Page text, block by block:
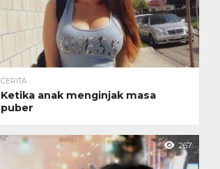
CERITA
Ketika anak menginjak masa
puber
267